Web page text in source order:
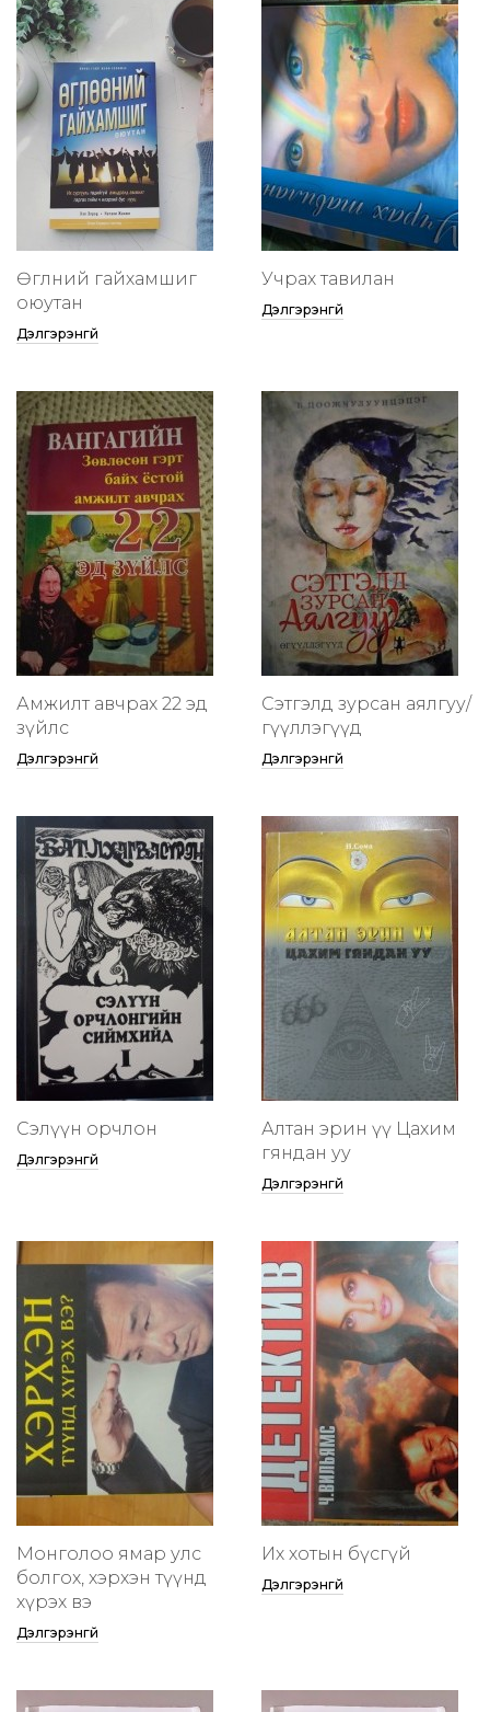
Өглөөний гайхамшиг
оюутан
Дэлгэрэнгүй
Учрах тавилан
Дэлгэрэнгүй
Амжилт авчрах 22 эд
зүйлс
Дэлгэрэнгүй
Сэтгэлд зурсан аялгуу/
өгүүллэгүүд
Дэлгэрэнгүй
Сэлүүн орчлон
Дэлгэрэнгүй
Алтан эрин үү Цахим
гяндан уу
Дэлгэрэнгүй
Монголоо ямар улс
болгох, хэрхэн түүнд
хүрэх вэ
Дэлгэрэнгүй
Их хотын бүсгүй
Дэлгэрэнгүй